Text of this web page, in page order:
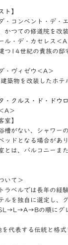
ト】
・コンベント・デ・
つての修道院を改
ル・デ・カセレス＜A
つ14世紀の貴族の邸
・ヴィゼウ＜A＞
築物を改装したホテ
クルス・ド・ドウロ
A＞
室】
槽がない、シャワー
ッドとなる場合があり
とは、バルコニーま
いて＞
ラベルでは長年の経
ルを独自に選定し、
の順にグ
代表する伝統と格